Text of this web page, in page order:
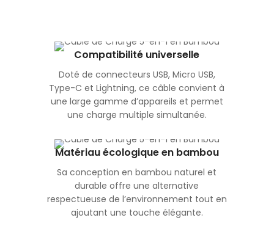
Compatibilité universelle
Doté de connecteurs USB, Micro USB,
Type-C et Lightning, ce câble convient à
une large gamme d’appareils et permet
une charge multiple simultanée.
Matériau écologique en bambou
Sa conception en bambou naturel et
durable offre une alternative
respectueuse de l’environnement tout en
ajoutant une touche élégante.